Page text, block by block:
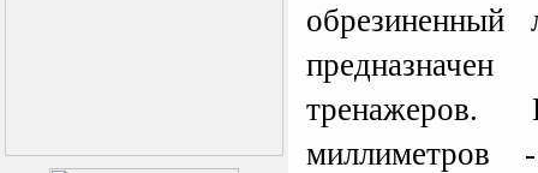
тренажеров.
миллиметров